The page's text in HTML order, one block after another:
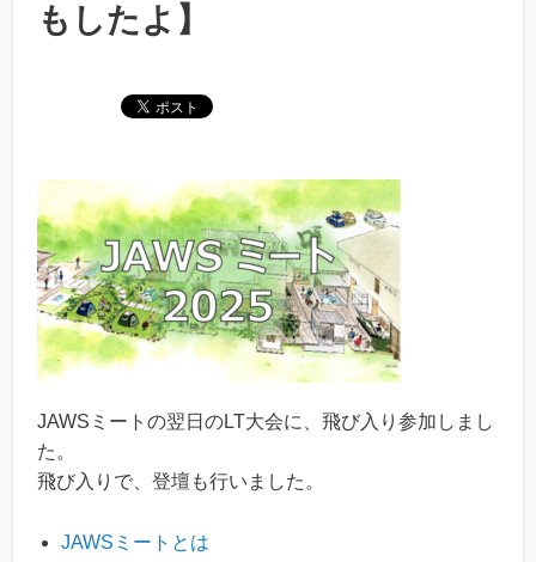
もしたよ】
JAWSミートの翌日のLT大会に、飛び入り参加しまし
た。
飛び入りで、登壇も行いました。
JAWSミートとは